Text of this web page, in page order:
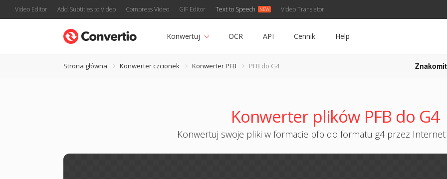
Video Editor Add Subtitles to Video Compress Video GIF Editor Text to Speech Video Translator
Konwertuj OCR API Cennik Help
Strona główna Konwerter czcionek Konwerter PFB PFB do G4
Konwerter plików PFB do G4
Konwertuj swoje pliki w formacie pfb do formatu g4 przez Internet